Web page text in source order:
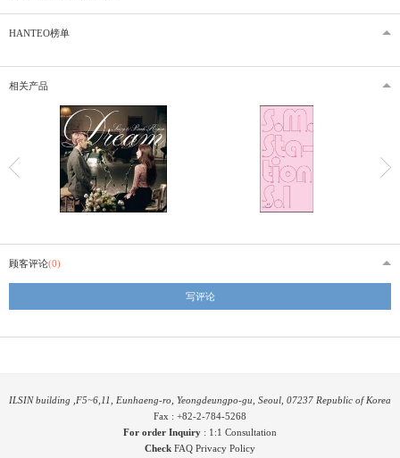
HANTEO榜单
相关产品
顾客评论(0)
写评论
ILSIN building ,F5~6,11, Eunhaeng-ro, Yeongdeungpo-gu, Seoul, 07237 Republic of Korea
Fax : +82-2-784-5268
For order Inquiry : 1:1 Consultation
Check FAQ Privacy Policy